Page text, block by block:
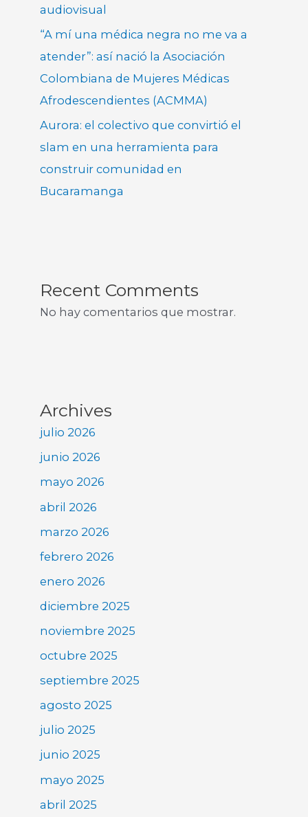
audiovisual
“A mí una médica negra no me va a
atender”: así nació la Asociación
Colombiana de Mujeres Médicas
Afrodescendientes (ACMMA)
Aurora: el colectivo que convirtió el
slam en una herramienta para
construir comunidad en
Bucaramanga
Recent Comments
No hay comentarios que mostrar.
Archives
julio 2026
junio 2026
mayo 2026
abril 2026
marzo 2026
febrero 2026
enero 2026
diciembre 2025
noviembre 2025
octubre 2025
septiembre 2025
agosto 2025
julio 2025
junio 2025
mayo 2025
abril 2025